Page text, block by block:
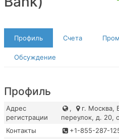
Профиль Счета
Обсуждение
Профиль
Адрес
регистрации
,
г. Москва,
переулок, д. 20,
Контакты
+1-855-287-